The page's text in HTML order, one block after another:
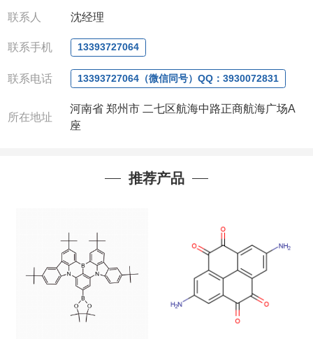
QQ:3930072831
:13393727064
联系人: 沈晓东(欢迎致电
联系人 沈经理
联系手机 13393727064
联系电话 13393727064（微信同号）QQ：3930072831
所在地址
河南省 郑州市 二七区航海中路正商航海广场A
座
推荐产品